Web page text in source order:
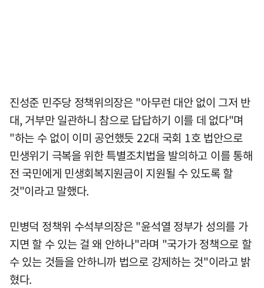
진성준 민주당 정책위의장은 "아무런 대안 없이 그저 반
대, 거부만 일관하니 참으로 답답하기 이를 데 없다"며
"하는 수 없이 이미 공언했듯 22대 국회 1호 법안으로
민생위기 극복을 위한 특별조치법을 발의하고 이를 통해
전 국민에게 민생회복지원금이 지원될 수 있도록 할
것"이라고 말했다.
민병덕 정책위 수석부의장은 "윤석열 정부가 성의를 가
지면 할 수 있는 걸 왜 안하나"라며 "국가가 정책으로 할
수 있는 것들을 안하니까 법으로 강제하는 것"이라고 밝
혔다.